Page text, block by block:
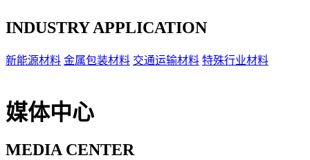
INDUSTRY APPLICATION
新能源材料 金属包装材料 交通运输材料 特殊行业材料
媒体中心
MEDIA CENTER